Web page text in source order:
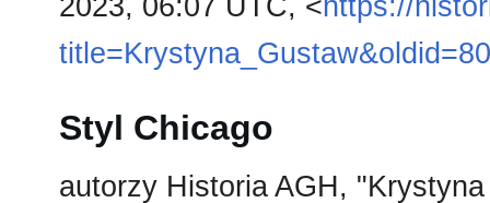
Styl Chicago
autorzy Historia AGH,